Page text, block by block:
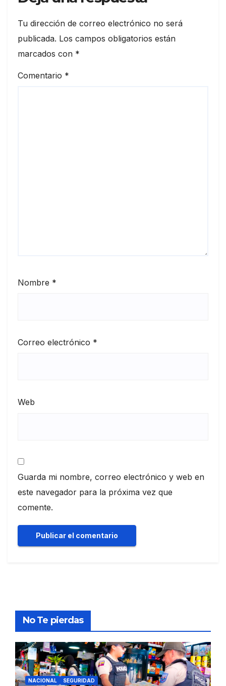
Tu dirección de correo electrónico no será
publicada. Los campos obligatorios están
marcados con *
Comentario *
Nombre *
Correo electrónico *
Web
Guarda mi nombre, correo electrónico y web en
este navegador para la próxima vez que
comente.
No Te pierdas
NACIONAL SEGURIDAD